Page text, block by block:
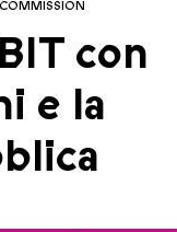
con
e la